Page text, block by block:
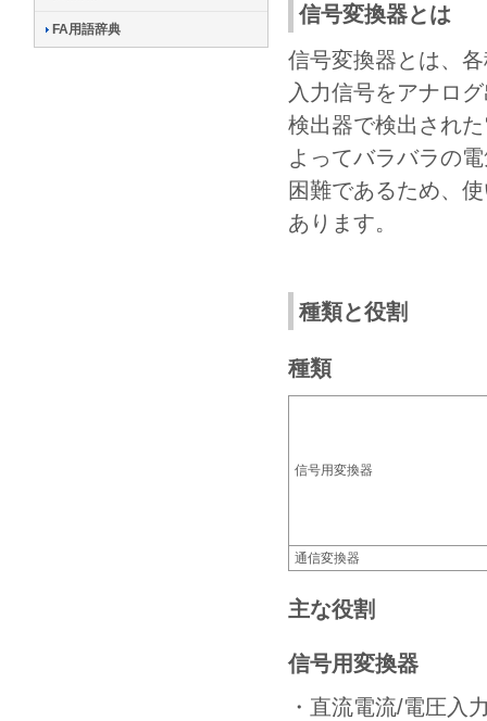
FA用語辞典
信号変換器とは
信号変換器とは、
入力信号をアナロ
検出器で検出され
よってバラバラの
困難であるため、
あります。
種類と役割
種類
信号用変換器
通信変換器
主な役割
信号用変換器
・直流電流/電圧入